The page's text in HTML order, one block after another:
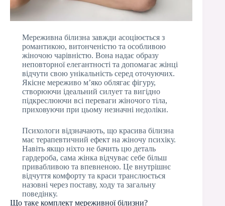
Мереживна білизна завжди асоціюється з
романтикою, витонченістю та особливою
жіночою чарівністю. Вона надає образу
неповторної елегантності та допомагає жінці
відчути свою унікальність серед оточуючих.
Якісне мереживо м’яко облягає фігуру,
створюючи ідеальний силует та вигідно
підкреслюючи всі переваги жіночого тіла,
приховуючи при цьому незначні недоліки.
Психологи відзначають, що красива білизна
має терапевтичний ефект на жіночу психіку.
Навіть якщо ніхто не бачить цю деталь
гардероба, сама жінка відчуває себе більш
привабливою та впевненою. Це внутрішнє
відчуття комфорту та краси транслюється
назовні через поставу, ходу та загальну
поведінку.
Що таке комплект мереживної білизни?